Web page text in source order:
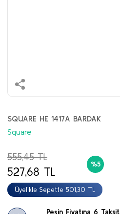
SQUARE HE 1417A BARDAK
Square
555,45 TL
527,68 TL
Üyelikle Sepette 501,30 TL
%5
Peşin Fiyatına 6 Taksit